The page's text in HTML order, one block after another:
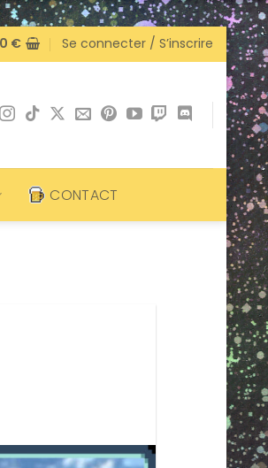
€ Se connecter / S’inscrire
CONTACT